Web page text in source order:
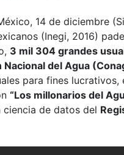
14 de diciembre
(Inegi, 2016)
3 mil 304 grandes
Nacional del Agua
para fines lucrativos,
“Los millonarios del
ciencia de datos del